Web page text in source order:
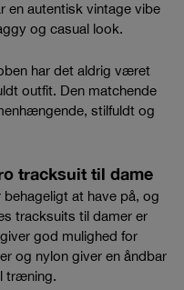
en autentisk vintage vibe
og casual look.
har det aldrig været
outfit. Den matchende
stilfuldt og
tracksuit til dame
at have på, og
tracksuits til damer er
god mulighed for
og nylon giver en åndbar
træning.